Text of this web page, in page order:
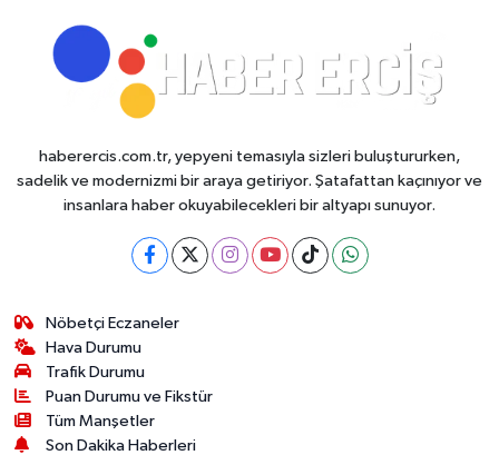
haberercis.com.tr, yepyeni temasıyla sizleri buluştururken,
sadelik ve modernizmi bir araya getiriyor. Şatafattan kaçınıyor ve
insanlara haber okuyabilecekleri bir altyapı sunuyor.
Nöbetçi Eczaneler
Hava Durumu
Trafik Durumu
Puan Durumu ve Fikstür
Tüm Manşetler
Son Dakika Haberleri